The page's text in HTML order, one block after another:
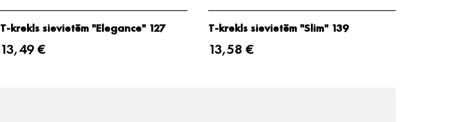
T-krekls sievietēm "Elegance" 127
13,49 €
T-krekls sievietēm "Slim" 139
13,58 €